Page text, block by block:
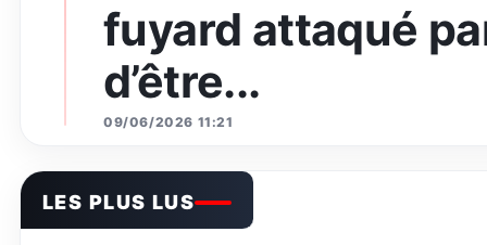
fuyard attaqué
d’être...
09/06/2026 11:21
LES PLUS LUS